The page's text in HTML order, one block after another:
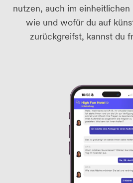
nutzen, auch im einheitlichen
wie und wofür du auf
zurückgreifst, kannst du